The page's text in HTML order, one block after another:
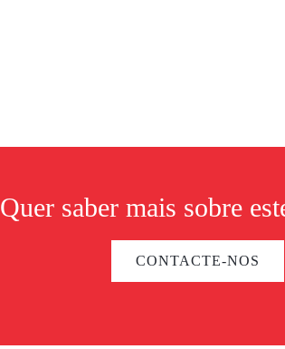
Quer saber mais sobre
CONTACTE-NOS